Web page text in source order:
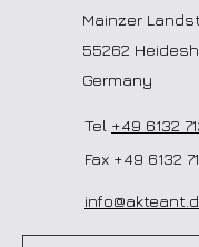
Mainzer
55262
Germany
Tel +49 6132
Fax +49 6132